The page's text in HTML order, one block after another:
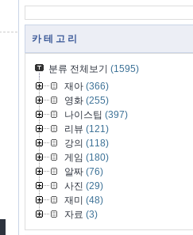
카 테 고 리
분류 전체보기 (1595)
재아 (366)
영화 (255)
나이스팁 (397)
리뷰 (121)
강의 (118)
게임 (180)
알짜 (76)
사진 (29)
재미 (48)
자료 (3)